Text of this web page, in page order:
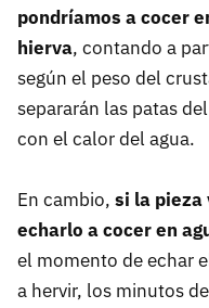
pondríamos a cocer
hierva, contando a
según el peso del
separarán las patas
con el calor del agua.
En cambio, si la pieza
echarlo a cocer en
el momento de echar
a hervir, los minutos